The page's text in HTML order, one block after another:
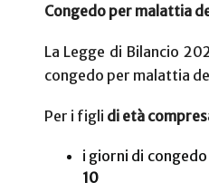
Congedo per malattia
La Legge di Bilancio
congedo per malattia
Per i figli di età
i giorni di
10